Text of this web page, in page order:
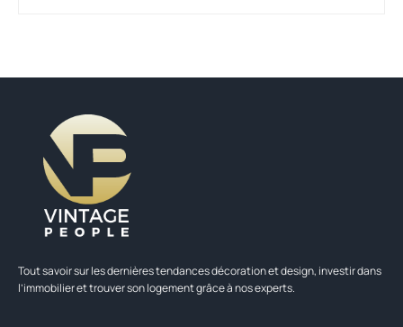
Tout savoir sur les dernières tendances décoration et design, investir dans
l’immobilier et trouver son logement grâce à nos experts.